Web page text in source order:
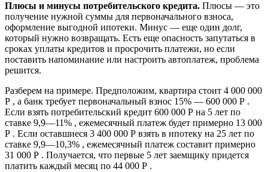
Плюсы и минусы потребительского кредита. Плюсы — это
получение нужной суммы для первоначального взноса,
оформление выгодной ипотеки. Минус — еще один долг,
который нужно возвращать. Есть еще опасность запутаться в
сроках уплаты кредитов и просрочить платежи, но если
поставить напоминание или настроить автоплатеж, проблема
решится.
Разберем на примере. Предположим, квартира стоит 4 000 000
Р , а банк требует первоначальный взнос 15% — 600 000 Р .
Если взять потребительский кредит 600 000 Р на 5 лет по
ставке 9,9—11% , ежемесячный платеж будет примерно 13 000
Р . Если оставшиеся 3 400 000 Р взять в ипотеку на 25 лет по
ставке 9,9—10,3% , ежемесячный платеж составит примерно
31 000 Р . Получается, что первые 5 лет заемщику придется
платить каждый месяц по 44 000 Р .